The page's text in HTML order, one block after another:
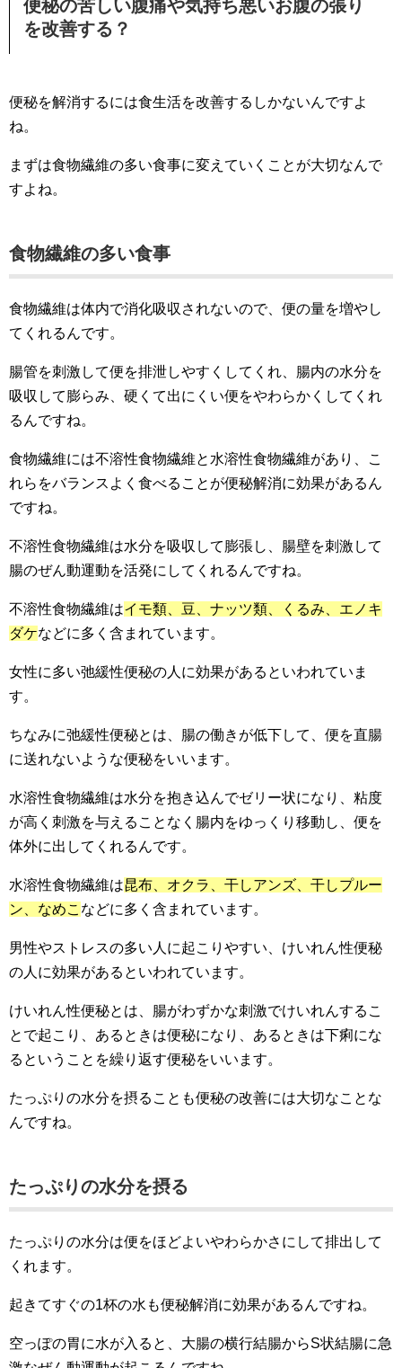
便秘の苦しい腹痛や気持ち悪いお腹の張り
を改善する？
便秘を解消するには食生活を改善するしかないんですよ
ね。
まずは食物繊維の多い食事に変えていくことが大切なんで
すよね。
食物繊維の多い食事
食物繊維は体内で消化吸収されないので、便の量を増やし
てくれるんです。
腸管を刺激して便を排泄しやすくしてくれ、腸内の水分を
吸収して膨らみ、硬くて出にくい便をやわらかくしてくれ
るんですね。
食物繊維には不溶性食物繊維と水溶性食物繊維があり、こ
れらをバランスよく食べることが便秘解消に効果があるん
ですね。
不溶性食物繊維は水分を吸収して膨張し、腸壁を刺激して
腸のぜん動運動を活発にしてくれるんですね。
不溶性食物繊維はイモ類、豆、ナッツ類、くるみ、エノキ
ダケなどに多く含まれています。
女性に多い弛緩性便秘の人に効果があるといわれていま
す。
ちなみに弛緩性便秘とは、腸の働きが低下して、便を直腸
に送れないような便秘をいいます。
水溶性食物繊維は水分を抱き込んでゼリー状になり、粘度
が高く刺激を与えることなく腸内をゆっくり移動し、便を
体外に出してくれるんです。
水溶性食物繊維は昆布、オクラ、干しアンズ、干しプルー
ン、なめこ などに多く含まれています。
男性やストレスの多い人に起こりやすい、けいれん性便秘
の人に効果があるといわれています。
けいれん性便秘とは、腸がわずかな刺激でけいれんするこ
とで起こり、あるときは便秘になり、あるときは下痢にな
るということを繰り返す便秘をいいます。
たっぷりの水分を摂ることも便秘の改善には大切なことな
んですね。
たっぷりの水分を摂る
たっぷりの水分は便をほどよいやわらかさにして排出して
くれます。
起きてすぐの1杯の水も便秘解消に効果があるんですね。
空っぽの胃に水が入ると、大腸の横行結腸からS状結腸に急